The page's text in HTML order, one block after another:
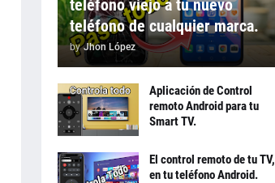
teléfono viejo a tu nuevo
teléfono de cualquier marca.
by Jhon López
Aplicación de Control
remoto Android para tu
Smart TV.
El control remoto de tu TV,
en tu teléfono Android.